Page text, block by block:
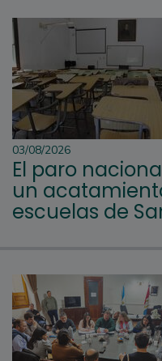
03/08/2026
El paro
un
escuelas de